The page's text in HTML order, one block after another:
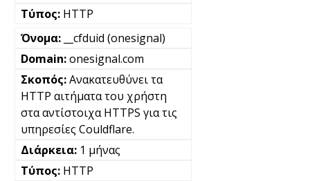
HTTP
__cfduid (onesignal)
onesignal.com
Ανακατευθύνει τα
HTTP αιτήματα του χρήστη
στα αντίστοιχα HTTPS για τις
υπηρεσίες Couldflare.
1 μήνας
HTTP